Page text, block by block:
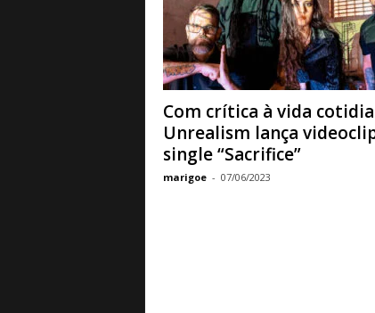
Com crítica à vida
Unrealism lança
single “Sacrifice”
marigoe - 07/06/2023